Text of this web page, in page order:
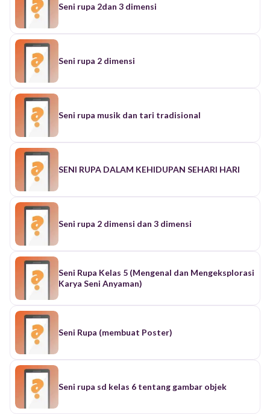
Seni rupa 2dan 3 dimensi
Seni rupa 2 dimensi
Seni rupa musik dan tari tradisional
SENI RUPA DALAM KEHIDUPAN SEHARI HARI
Seni rupa 2 dimensi dan 3 dimensi
Seni Rupa Kelas 5 (Mengenal dan Mengeksplorasi
Karya Seni Anyaman)
Seni Rupa (membuat Poster)
Seni rupa sd kelas 6 tentang gambar objek